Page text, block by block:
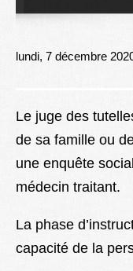
Droit
Lexique
lundi, 7 décembre
Le juge des
de sa famille ou
une enquête
médecin traitant.
La phase
capacité de la